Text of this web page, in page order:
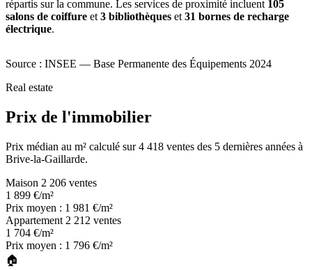
répartis sur la commune. Les services de proximité incluent 105
salons de coiffure et 3 bibliothèques et 31 bornes de recharge
électrique.
Source : INSEE — Base Permanente des Équipements 2024
Real estate
Prix de l'immobilier
Prix médian au m² calculé sur 4 418 ventes des 5 dernières années à
Brive-la-Gaillarde.
Maison 2 206 ventes
1 899 €/m²
Prix moyen : 1 981 €/m²
Appartement 2 212 ventes
1 704 €/m²
Prix moyen : 1 796 €/m²
🏠